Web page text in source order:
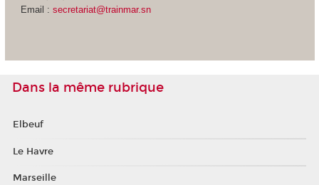
Email : secretariat@trainmar.sn
Dans la même rubrique
Elbeuf
Le Havre
Marseille